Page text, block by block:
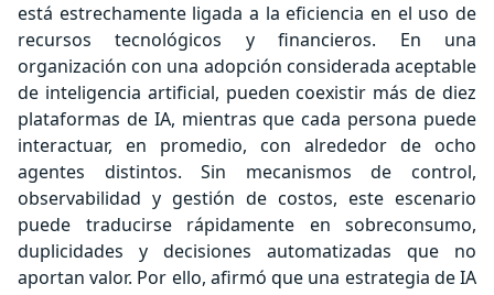
está estrechamente ligada a la eficiencia en el uso de
recursos tecnológicos y financieros. En una
organización con una adopción considerada aceptable
de inteligencia artificial, pueden coexistir más de diez
plataformas de IA, mientras que cada persona puede
interactuar, en promedio, con alrededor de ocho
agentes distintos. Sin mecanismos de control,
observabilidad y gestión de costos, este escenario
puede traducirse rápidamente en sobreconsumo,
duplicidades y decisiones automatizadas que no
aportan valor. Por ello, afirmó que una estrategia de IA